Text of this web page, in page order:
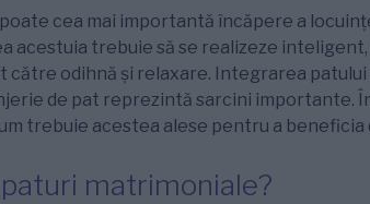
cea mai importantă încăpere a
acestuia trebuie să se realizeze
către odihnă şi relaxare. Integrarea
de pat reprezintă sarcini importante.
trebuie acestea alese pentru a beneficia
matrimoniale?